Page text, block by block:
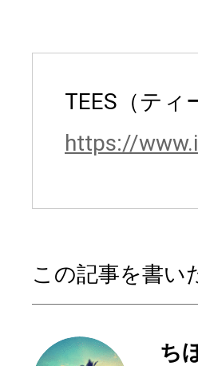
TEES（ティ
https://
この記事を書い
ち